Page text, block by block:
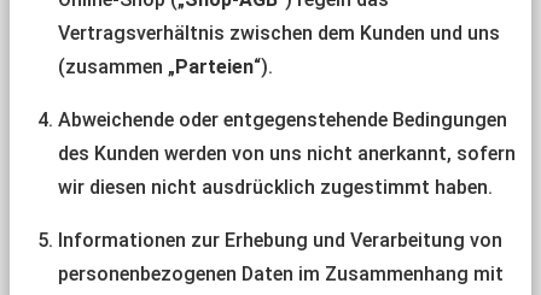
Vertragsverhältnis zwischen dem Kunden und uns
(zusammen „ Parteien“).
Abweichende oder entgegenstehende Bedingungen
des Kunden werden von uns nicht anerkannt, sofern
wir diesen nicht ausdrücklich zugestimmt haben.
Informationen zur Erhebung und Verarbeitung von
personenbezogenen Daten im Zusammenhang mit